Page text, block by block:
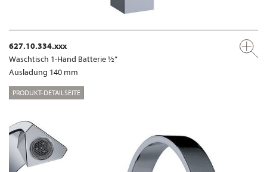
627.10.334.xxx
Waschtisch 1-Hand Batterie ½”
Ausladung 140 mm
PRODUKT-DETAILSEITE